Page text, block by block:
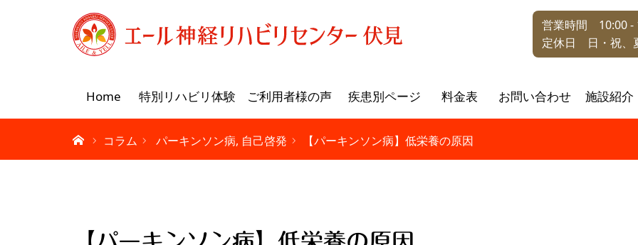
営業時間 10:00 -
定休日 日・祝、
Home 特別リハビリ体験 ご利用者様の声 疾患別ページ 料金表 お問い合わせ 施設紹介
コラム パーキンソン病 自己啓発 【パーキンソン病】低栄養の原因